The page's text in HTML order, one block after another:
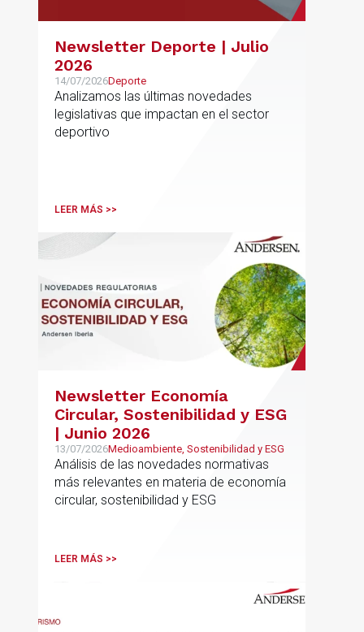
Newsletter Deporte | Julio
2026
14/07/2026Deporte
Analizamos las últimas novedades
legislativas que impactan en el sector
deportivo
LEER MÁS >>
Newsletter Economía
Circular, Sostenibilidad y ESG
| Junio 2026
13/07/2026Medioambiente, Sostenibilidad y ESG
Análisis de las novedades normativas
más relevantes en materia de economía
circular, sostenibilidad y ESG
LEER MÁS >>